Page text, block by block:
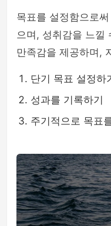
목표를 설정함으로
으며, 성취감을 느낄
만족감을 제공하며,
단기 목표 설정하
성과를 기록하기
주기적으로 목표